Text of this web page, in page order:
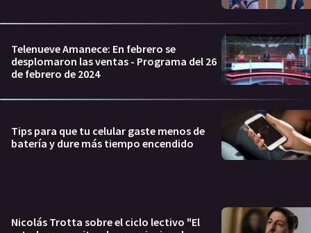
Telenueve Amanece: En febrero se
desplomaron las ventas - Programa del 26
de febrero de 2024
Tips para que tu celular gaste menos de
batería y dure más tiempo encendido
Nicolás Trotta sobre el ciclo lectivo "El